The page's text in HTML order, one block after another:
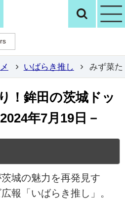
観光いばらき検
いばらき推し みず菜
！鉾田の茨城ドッ
年7月19日－
城の魅力を再発見す
報「いばらき推し」。